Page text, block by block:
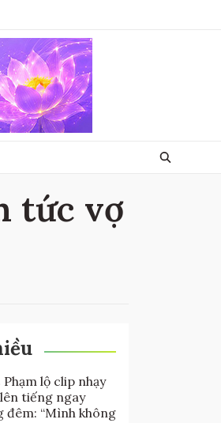
tức vợ
Phạm lộ clip nhạy
tiếng ngay
đêm: “Mình không